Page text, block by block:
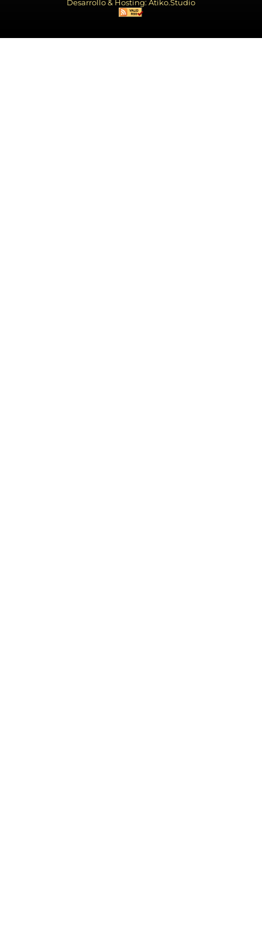
Desarrollo & Hosting: Atiko.Studio